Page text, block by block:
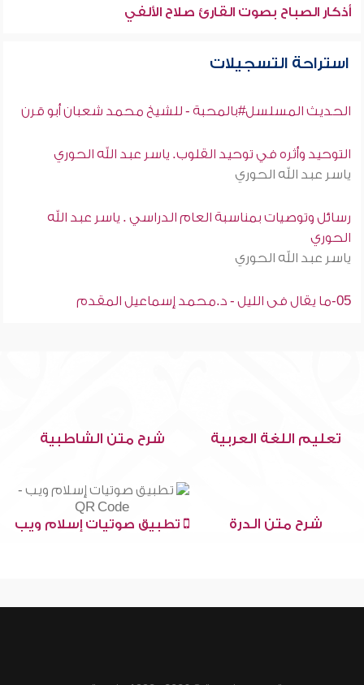
أذكار الصباح بصوت القارئ صلاح الألفي
استراحة التسجيلات
الحديث المسلسل#بالمحبة - للشيخ محمد شعبان أبو قرن
التوحيد وأثره في توحيد القلوب. ياسر عبد الله الحوري
ياسر عبد الله الحوري
رسائل وتوصيات بمناسبة العام الدراسي . ياسر عبد الله
الحوري
ياسر عبد الله الحوري
05-ما يقال فى الليل - د.محمد إسماعيل المقدم
تعليم اللغة العربية شرح متن الشاطبية
شرح متن الدرة تطبيق صوتيات إسلام ويب